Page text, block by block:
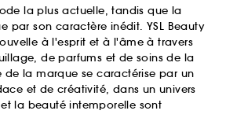
la plus actuelle, tandis que la
par son caractère inédit. YSL Beauty
à l'esprit et à l'âme à travers
de parfums et de soins de la
de la marque se caractérise par un
et de créativité, dans un univers
la beauté intemporelle sont